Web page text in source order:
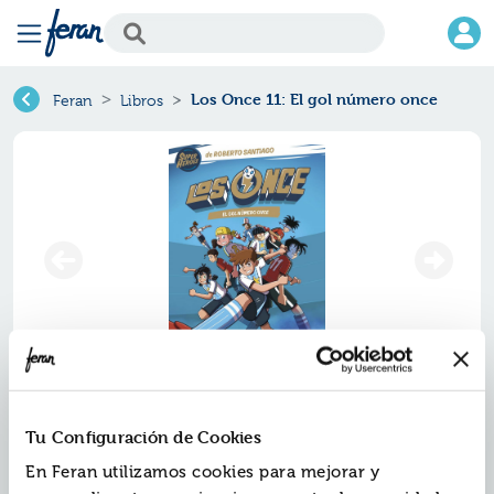
Tu Configuración de Cookies
En Feran utilizamos cookies para mejorar y
Feran Libros Los Once 11: El gol número once
ISBN:9788408319016